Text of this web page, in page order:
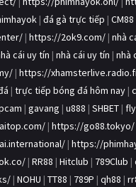
| đá gà trực tiếp | CM88
| https://2ok9.com/ | nhà
cái uy tín | nhà cái uy tín | nhà
| https://
| trực tiếp bóng đá hôm nay |
| gavang | u888 | SHBET |
| https://go88.tokyo/
| https://
| RR88 | Hitclub | 789Club |
| NOHU | TT88 | 789P | qh88 |